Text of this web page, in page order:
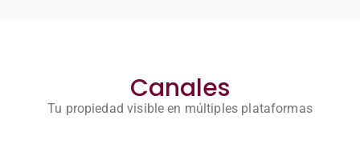
Canales
Tu propiedad visible en múltiples plataformas